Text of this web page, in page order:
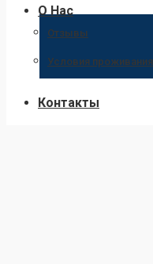
О Нас
Отзывы
Условия проживания
Контакты